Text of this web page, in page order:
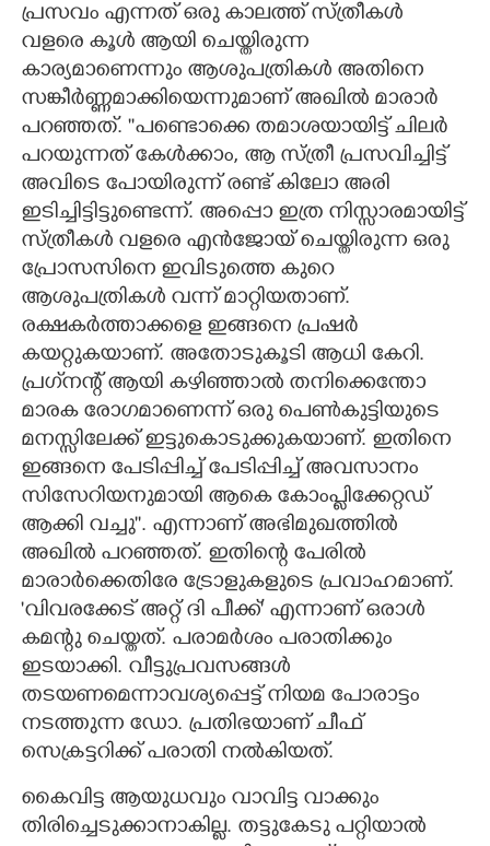
പ്രസവം എന്നത് ഒരു കാലത്ത് സ്ത്രീകൾ
വളരെ കൂൾ ആയി ചെയ്തിരുന്ന
കാര്യമാണെന്നും ആശുപത്രികൾ അതിനെ
സങ്കീർണ്ണമാക്കിയെന്നുമാണ് അഖിൽ മാരാർ
പറഞ്ഞത്. ''പണ്ടൊക്കെ തമാശയായിട്ട് ചിലർ
പറയുന്നത് കേൾക്കാം, ആ സ്ത്രീ പ്രസവിച്ചിട്ട്
അവിടെ പോയിരുന്ന് രണ്ട് കിലോ അരി
ഇടിച്ചിട്ടിട്ടുണ്ടെന്ന്. അപ്പൊ ഇത്ര നിസ്സാരമായിട്ട്
സ്ത്രീകൾ വളരെ എൻജോയ് ചെയ്തിരുന്ന ഒരു
പ്രോസസിനെ ഇവിടുത്തെ കുറെ
ആശുപത്രികൾ വന്ന് മാറ്റിയതാണ്.
രക്ഷകർത്താക്കളെ ഇങ്ങനെ പ്രഷർ
കയറ്റുകയാണ്. അതോടുകൂടി ആധി കേറി.
പ്രഗ്‌നന്റ് ആയി കഴിഞ്ഞാൽ തനിക്കെന്തോ
മാരക രോഗമാണെന്ന് ഒരു പെൺകുട്ടിയുടെ
മനസ്സിലേക്ക് ഇട്ടുകൊടുക്കുകയാണ്. ഇതിനെ
ഇങ്ങനെ പേടിപ്പിച്ച് പേടിപ്പിച്ച് അവസാനം
സിസേറിയനുമായി ആകെ കോംപ്ലിക്കേറ്റഡ്
ആക്കി വച്ചു"". എന്നാണ് അഭിമുഖത്തിൽ
അഖിൽ പറഞ്ഞത്. ഇതിന്റെ പേരിൽ
മാരാർക്കെതിരേ ട്രോളുകളുടെ പ്രവാഹമാണ്.
'വിവരക്കേട് അറ്റ് ദി പീക്ക്" എന്നാണ് ഒരാൾ
കമന്റു ചെയ്തത്. പരാമർശം പരാതിക്കും
ഇടയാക്കി. വീട്ടുപ്രവസങ്ങൾ
തടയണമെന്നാവശ്യപ്പെട്ട് നിയമ പോരാട്ടം
നടത്തുന്ന ഡോ. പ്രതിഭയാണ് ചീഫ്
സെക്രട്ടറിക്ക് പരാതി നൽകിയത്.
കൈവിട്ട ആയുധവും വാവിട്ട വാക്കും
തിരിച്ചെടുക്കാനാകില്ല. തട്ടുകേടു പറ്റിയാൽ